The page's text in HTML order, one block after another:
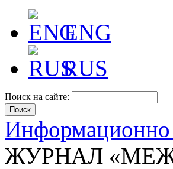
ENG
RUS
Поиск на сайте:
ЖУРНАЛ